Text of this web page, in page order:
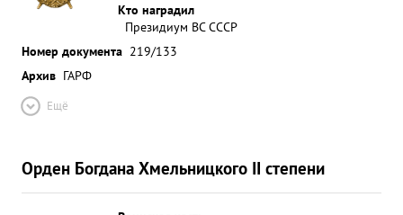
Кто наградил
Президиум ВС СССР
Номер документа 219/133
Архив ГАРФ
Ещё
Орден Богдана Хмельницкого II степени